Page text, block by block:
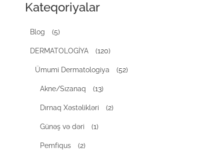
Kateqoriyalar
Blog (5)
DERMATOLOGİYA (120)
Ümumi Dermatologiya (52)
Akne/Sızanaq (13)
Dırnaq Xəstəlikləri (2)
Günəş və dəri (1)
Pemfiqus (2)